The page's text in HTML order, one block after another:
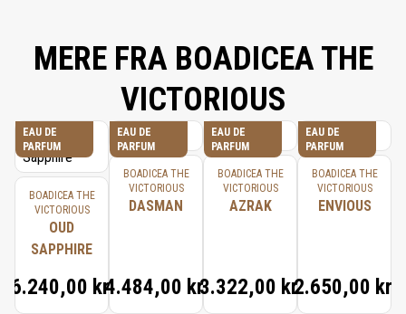
MERE FRA BOADICEA THE
VICTORIOUS
EAU DE
PARFUM
BOADICEA THE
VICTORIOUS
OUD
SAPPHIRE
6.240,00 kr.
EAU DE
PARFUM
BOADICEA THE
VICTORIOUS
DASMAN
4.484,00 kr.
EAU DE
PARFUM
BOADICEA THE
VICTORIOUS
AZRAK
3.322,00 kr.
EAU DE
PARFUM
BOADICEA THE
VICTORIOUS
ENVIOUS
2.650,00 kr.